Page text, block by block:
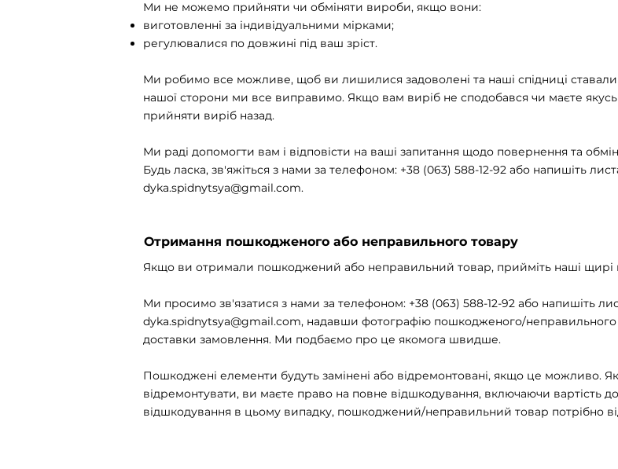
Ми не можемо прийняти чи обміняти вироби, якщо вони:
виготовленні за індивідуальними мірками;
регулювалися по довжині під ваш зріст.
Ми робимо все можливе, щоб ви лишилися задоволені та наші спідниці
нашої сторони ми все виправимо. Якщо вам виріб не сподобався чи маєте
прийняти виріб назад.
Ми раді допомогти вам і відповісти на ваші запитання щодо повернення та
Будь ласка, зв'яжіться з нами за телефоном: +38 (063) 588-12-92 або напишіть
dyka.spidnytsya@gmail.com.
Отримання пошкодженого або неправильного товару
Якщо ви отримали пошкоджений або неправильний товар, прийміть наші щирі
Ми просимо зв'язатися з нами за телефоном: +38 (063) 588-12-92 або напишіть
dyka.spidnytsya@gmail.com, надавши фотографію пошкодженого/неправильного
доставки замовлення. Ми подбаємо про це якомога швидше.
Пошкоджені елементи будуть замінені або відремонтовані, якщо це можливо.
відремонтувати, ви маєте право на повне відшкодування, включаючи вартість
відшкодування в цьому випадку, пошкоджений/неправильний товар потрібно